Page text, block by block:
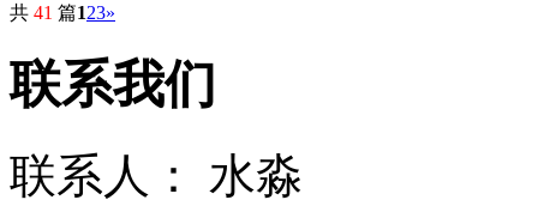
共 41 篇123»
联系我们
联系人：
水淼